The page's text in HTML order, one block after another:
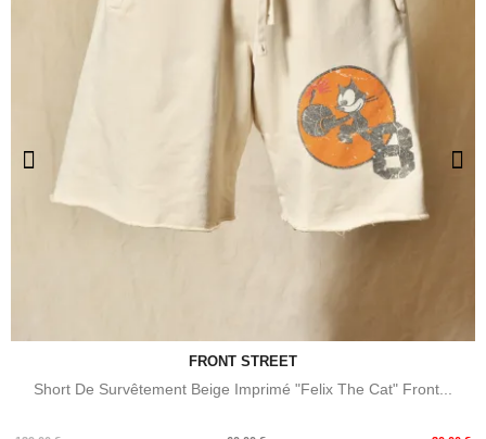
FRONT STREET
Short De Survêtement Beige Imprimé "Felix The Cat" Front...